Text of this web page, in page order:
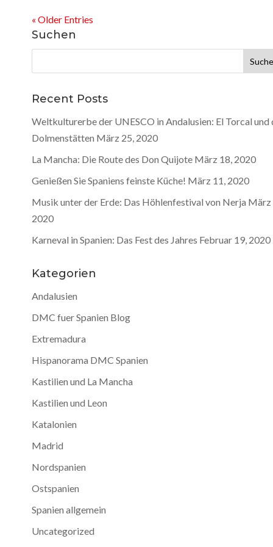
« Older Entries
Suchen
nach:
Recent Posts
Weltkulturerbe der UNESCO in Andalusien: El Torcal und
Dolmenstätten März 25, 2020
La Mancha: Die Route des Don Quijote März 18, 2020
Genießen Sie Spaniens feinste Küche! März 11, 2020
Musik unter der Erde: Das Höhlenfestival von Nerja März
2020
Karneval in Spanien: Das Fest des Jahres Februar 19, 2020
Kategorien
Andalusien
DMC fuer Spanien Blog
Extremadura
Hispanorama DMC Spanien
Kastilien und La Mancha
Kastilien und Leon
Katalonien
Madrid
Nordspanien
Ostspanien
Spanien allgemein
Uncategorized